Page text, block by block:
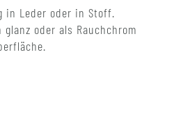
in Leder oder in Stoff.
oder als Rauchchrom